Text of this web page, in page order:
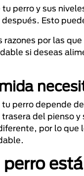
perro y sus
Esto
razones por las
si deseas
perro depende
del pienso
por lo